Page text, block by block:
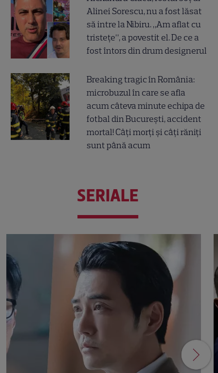
Alinei Sorescu, nu a fost lăsat
să intre la Nibiru. „Am aflat cu
tristețe”, a povestit el. De ce a
fost întors din drum designerul
Breaking tragic în România:
microbuzul în care se afla
acum câteva minute echipa de
fotbal din București, accident
mortal! Câți morți și câți răniți
sunt până acum
SERIALE